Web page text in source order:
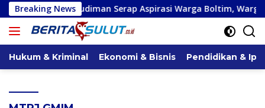
Langsung
ke
konten
Breaking News
Serap Aspirasi Warga Boltim, Warga Harap Ada
Hukum & Kriminal Ekonomi & Bisnis Pendidikan &